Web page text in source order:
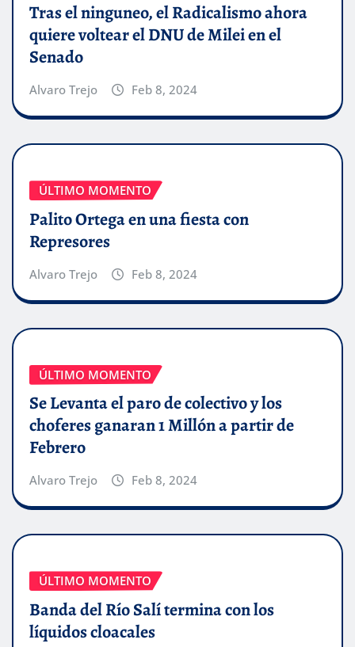
Tras el ninguneo, el Radicalismo ahora
quiere voltear el DNU de Milei en el
Senado
Alvaro Trejo Feb 8, 2024
ÚLTIMO MOMENTO
Palito Ortega en una fiesta con
Represores
Alvaro Trejo Feb 8, 2024
ÚLTIMO MOMENTO
Se Levanta el paro de colectivo y los
choferes ganaran 1 Millón a partir de
Febrero
Alvaro Trejo Feb 8, 2024
ÚLTIMO MOMENTO
Banda del Río Salí termina con los
líquidos cloacales